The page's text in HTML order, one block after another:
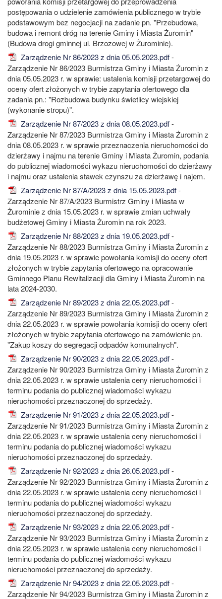
postępowania o udzielenie zamówienia publicznego w trybie
podstawowym bez negocjacji na zadanie pn. "Przebudowa,
budowa i remont dróg na terenie Gminy i Miasta Żuromin"
(Budowa drogi gminnej ul. Brzozowej w Żurominie).
Zarządzenie Nr 86/2023 z dnia 05.05.2023.pdf-
Zarządzenie Nr 86/2023 Burmistrza Gminy i Miasta Żuromin z
dnia 05.05.2023 r. w sprawie: ustalenia komisji przetargowej do
oceny ofert złożonych w trybie zapytania ofertowego dla
zadania pn.: "Rozbudowa budynku świetlicy wiejskiej
(wykonanie stropu)".
Zarządzenie Nr 87/2023 z dnia 08.05.2023.pdf-
Zarządzenie Nr 87/2023 Burmistrza Gminy i Miasta Żuromin z
dnia 08.05.2023 r. w sprawie przeznaczenia nieruchomości do
dzierżawy i najmu na terenie Gminy i Miasta Żuromin, podania
do publicznej wiadomości wykazu nieruchomości do dzierżawy
i najmu oraz ustalenia stawek czynszu za dzierżawę i najem.
Zarządzenie Nr 87/A/2023 z dnia 15.05.2023.pdf-
Zarządzenie Nr 87/A/2023 Burmistrz Gminy i Miasta w
Żurominie z dnia 15.05.2023 r. w sprawie zmian uchwały
budżetowej Gminy i Miasta Żuromin na rok 2023.
Zarządzenie Nr 88/2023 z dnia 19.05.2023.pdf-
Zarządzenie Nr 88/2023 Burmistrza Gminy i Miasta Żuromin z
dnia 19.05.2023 r. w sprawie powołania komisji do oceny ofert
złożonych w trybie zapytania ofertowego na opracowanie
Gminnego Planu Rewitalizacji dla Gminy i Miasta Żuromin na
lata 2024-2030.
Zarządzenie Nr 89/2023 z dnia 22.05.2023.pdf-
Zarządzenie Nr 89/2023 Burmistrza Gminy i Miasta Żuromin z
dnia 22.05.2023 r. w sprawie powołania komisji do oceny ofert
złożonych w trybie zapytania ofertowego na zamówienie pn.
"Zakup koszy do segregacji odpadów komunalnych".
Zarządzenie Nr 90/2023 z dnia 22.05.2023.pdf-
Zarządzenie Nr 90/2023 Burmistrza Gminy i Miasta Żuromin z
dnia 22.05.2023 r. w sprawie ustalenia ceny nieruchomości i
terminu podania do publicznej wiadomości wykazu
nieruchomości przeznaczonej do sprzedaży.
Zarządzenie Nr 91/2023 z dnia 22.05.2023.pdf-
Zarządzenie Nr 91/2023 Burmistrza Gminy i Miasta Żuromin z
dnia 22.05.2023 r. w sprawie ustalenia ceny nieruchomości i
terminu podania do publicznej wiadomości wykazu
nieruchomości przeznaczonej do sprzedaży.
Zarządzenie Nr 92/2023 z dnia 26.05.2023.pdf-
Zarządzenie Nr 92/2023 Burmistrza Gminy i Miasta Żuromin z
dnia 22.05.2023 r. w sprawie ustalenia ceny nieruchomości i
terminu podania do publicznej wiadomości wykazu
nieruchomości przeznaczonej do sprzedaży.
Zarządzenie Nr 93/2023 z dnia 22.05.2023.pdf-
Zarządzenie Nr 93/2023 Burmistrza Gminy i Miasta Żuromin z
dnia 22.05.2023 r. w sprawie ustalenia ceny nieruchomości i
terminu podania do publicznej wiadomości wykazu
nieruchomości przeznaczonej do sprzedaży.
Zarządzenie Nr 94/2023 z dnia 22.05.2023.pdf-
Zarządzenie Nr 94/2023 Burmistrza Gminy i Miasta Żuromin z